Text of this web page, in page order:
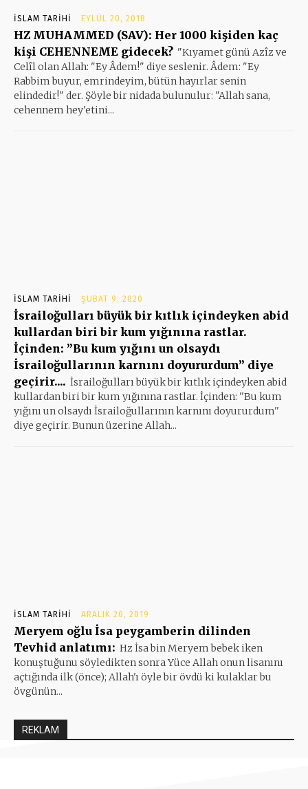
İSLAM TARIHI EYLÜL 20, 2018
HZ MUHAMMED (SAV): Her 1000 kişiden kaç
kişi CEHENNEME gidecek? "Kıyamet günü Azîz ve
Celîl olan Allah: "Ey Âdem!" diye seslenir. Âdem: "Ey
Rabbim buyur, emrindeyim, bütün hayırlar senin
elindedir!" der. Şöyle bir nidada bulunulur: "Allah sana,
cehennem hey'etini...
İSLAM TARIHI ŞUBAT 9, 2020
İsrailoğulları büyük bir kıtlık içindeyken abid
kullardan biri bir kum yığınına rastlar.
İçinden: ”Bu kum yığını un olsaydı
İsrailoğullarının karnını doyururdum” diye
geçirir.... İsrailoğulları büyük bir kıtlık içindeyken abid
kullardan biri bir kum yığınına rastlar. İçinden: ''Bu kum
yığını un olsaydı İsrailoğullarının karnını doyururdum''
diye geçirir. Bunun üzerine Allah...
İSLAM TARIHI ARALIK 20, 2019
Meryem oğlu İsa peygamberin dilinden
Tevhid anlatımı: Hz İsa bin Meryem bebek iken
konuştuğunu söyledikten sonra Yüce Allah onun lisanını
açtığında ilk (önce); Allah'ı öyle bir övdü ki kulaklar bu
övgünün...
REKLAM